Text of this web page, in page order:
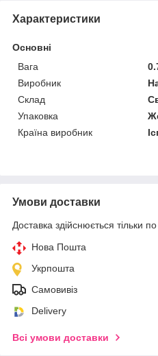
Характеристики
Основні
Вага
Виробник
Склад
Упаковка
Країна виробник
Умови доставки
Доставка здійснюється тільки
Нова Пошта
Укрпошта
Самовивіз
Delivery
Всі умови доставки